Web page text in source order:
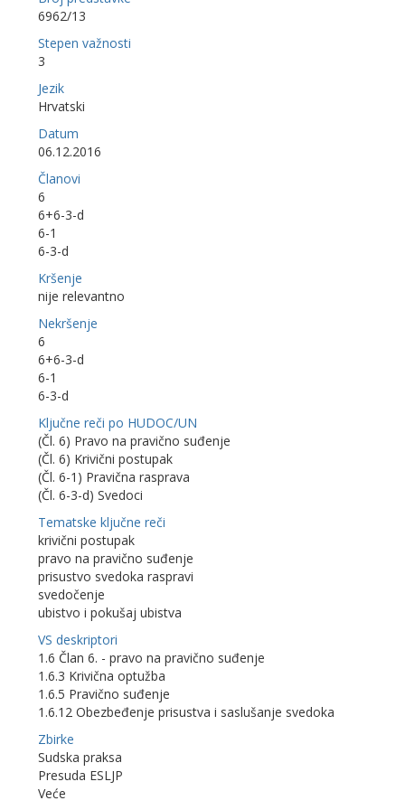
6962/13
Stepen važnosti
3
Jezik
Hrvatski
Datum
06.12.2016
Članovi
6
6+6-3-d
6-1
6-3-d
Kršenje
nije relevantno
Nekršenje
6
6+6-3-d
6-1
6-3-d
Ključne reči po HUDOC/UN
(Čl. 6) Pravo na pravično suđenje
(Čl. 6) Krivični postupak
(Čl. 6-1) Pravična rasprava
(Čl. 6-3-d) Svedoci
Tematske ključne reči
krivični postupak
pravo na pravično suđenje
prisustvo svedoka raspravi
svedočenje
ubistvo i pokušaj ubistva
VS deskriptori
1.6 Član 6. - pravo na pravično suđenje
1.6.3 Krivična optužba
1.6.5 Pravično suđenje
1.6.12 Obezbeđenje prisustva i saslušanje svedoka
Zbirke
Sudska praksa
Presuda ESLJP
Veće